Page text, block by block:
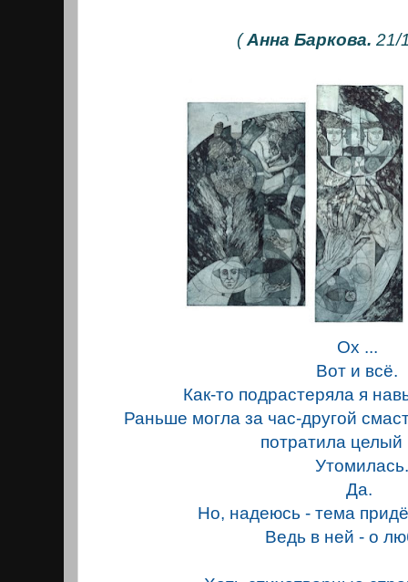
(Анна Баркова. 21/
Ох ...
Вот и всё.
Как-то подрастеряла я
Раньше могла за час-другой
потратила целый
Утомилась.
Да.
Но, надеюсь - тема
Ведь в ней - о